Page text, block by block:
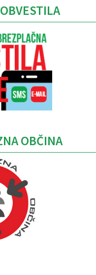
OBČINA